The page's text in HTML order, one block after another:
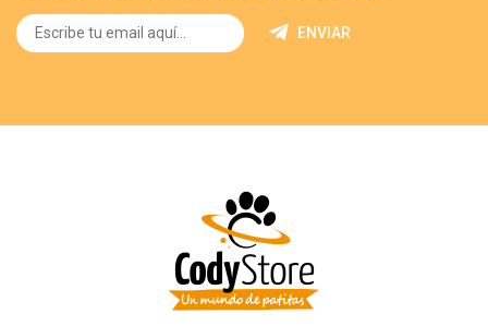
ENVIAR